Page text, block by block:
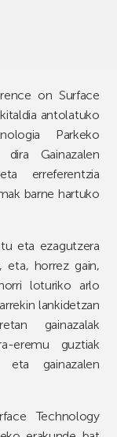
on Surface
antolatuko
Parkeko
Gainazalen
erreferentzia
barne hartuko
eta ezagutzera
eta, horrez gain,
loturiko arlo
lankidetzan
gainazalak
eremu guztiak
gainazalen
Technology